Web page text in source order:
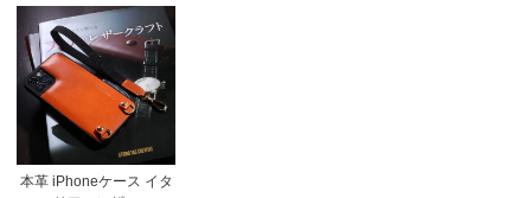
本革 iPhoneケース イタ